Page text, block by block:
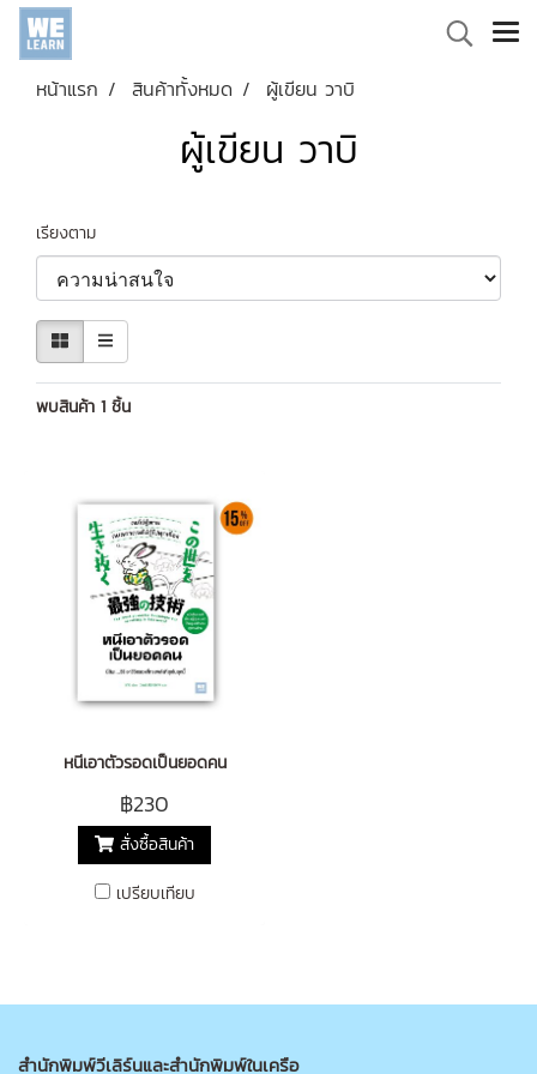
หน้าแรก สินค้าทั้งหมด ผู้เขียน วาบิ
ผู้เขียน วาบิ
เรียงตาม
พบสินค้า 1 ชิ้น
หนีเอาตัวรอดเป็นยอดคน
฿230
สั่งซื้อสินค้า
เปรียบเทียบ
สำนักพิมพ์วีเลิร์นและสำนักพิมพ์ในเครือ